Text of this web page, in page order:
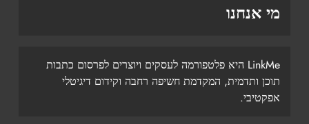
מי אנחנו
LinkMe היא פלטפורמה לעסקים ויוצרים לפרסום כתבות
תוכן ותדמית, המקדמת חשיפה רחבה וקידום דיגיטלי
אפקטיבי.